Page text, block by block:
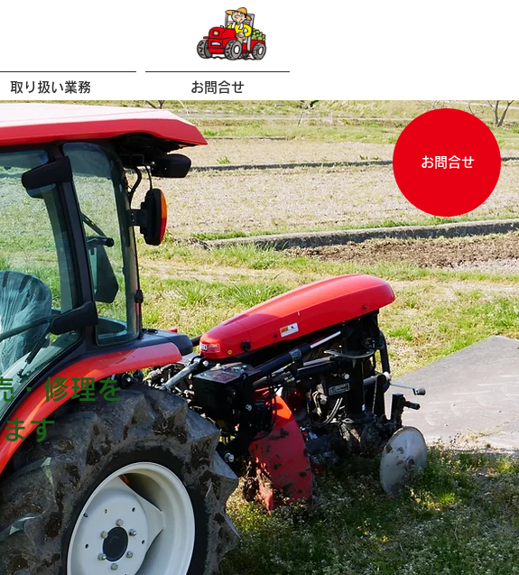
お問合せ
取り扱い業務 お問合せ
・修理を
す